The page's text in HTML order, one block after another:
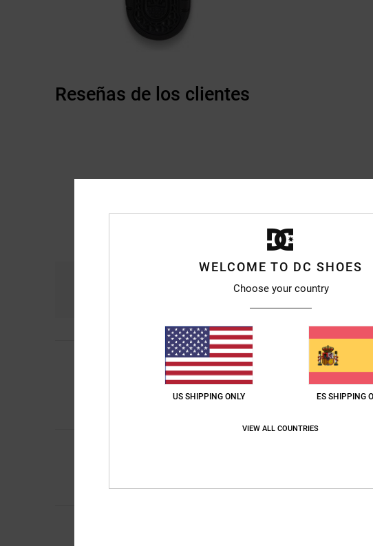
Reseñas de los clientes
Michael
Es muy cómodo y cumple con mis
Mostrar original - Français
Comodidad
Relación calidad-
Comodidad: 5/5 Relación calidad-
WELCOME TO DC SHOES
Choose your country
US SHIPPING ONLY ES SHIPPING
VIEW ALL COUNTRIES